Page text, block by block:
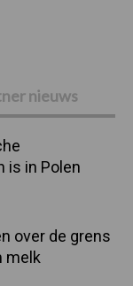
nieuws
is in Polen
over de grens
melk